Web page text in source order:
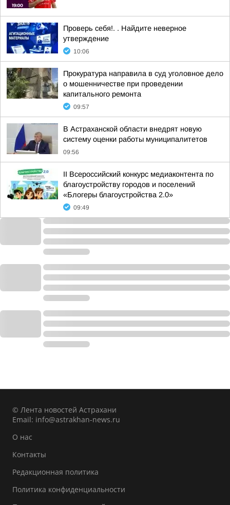
Проверь себя!. . Найдите неверное
утверждение
10:06
Прокуратура направила в суд уголовное дело
о мошенничестве при проведении
капитального ремонта
09:57
В Астраханской области внедрят новую
систему оценки работы муниципалитетов
09:56
II Всероссийский конкурс медиаконтента по
благоустройству городов и поселений
«Блогеры благоустройства 2.0»
09:49
© Лента новостей Астрахани
Email: info@astrakhan-news.ru
О нас
Контакты
Редакционная политика
Политика конфиденциальности